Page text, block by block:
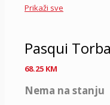
Prikaži sve
Pasqui
68.25 KM
Nema na stanju